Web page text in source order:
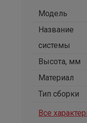
Модель
Название
системы
Высота, мм
Материал
Тип сборки
Все